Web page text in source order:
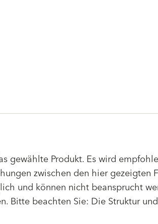
Produkt. Es wird
zwischen den hier gezeigten
und können nicht beansprucht
beachten Sie: Die Struktur